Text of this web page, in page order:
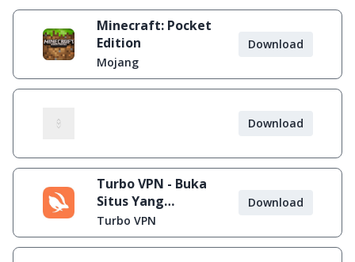
Minecraft: Pocket
Edition
Mojang
Download
Download
Turbo VPN - Buka
Situs Yang
Diblokir
Turbo VPN
Download